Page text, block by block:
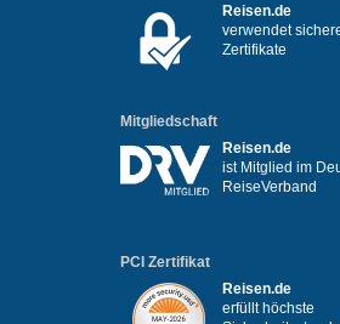
Reisen.de
verwendet
Zertifikate
Mitgliedschaft
Reisen.de
ist Mitglied im
ReiseVerband
PCI Zertifikat
Reisen.de
erfüllt höchste